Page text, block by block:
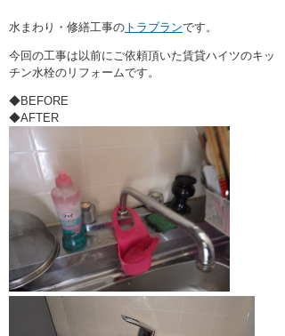
水まわり・修繕工事の トラブランです。
今回の工事は以前にご依頼頂いた賃貸ハイツのキッ
チン水栓のリフォームです。
◆AFTER